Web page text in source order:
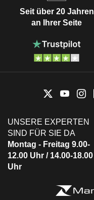
Seit über 20 Jahren
an Ihrer Seite
UNSERE EXPERTEN
SIND FÜR SIE DA
Montag - Freitag 9.00-
12.00 Uhr / 14.00-18.00
Uhr